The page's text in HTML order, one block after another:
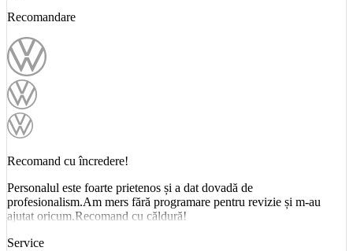
Recomandare
Recomand cu încredere!
Personalul este foarte prietenos și a dat dovadă de
profesionalism.Am mers fără programare pentru revizie și m-au
ajutat oricum.Recomand cu căldură!
Service